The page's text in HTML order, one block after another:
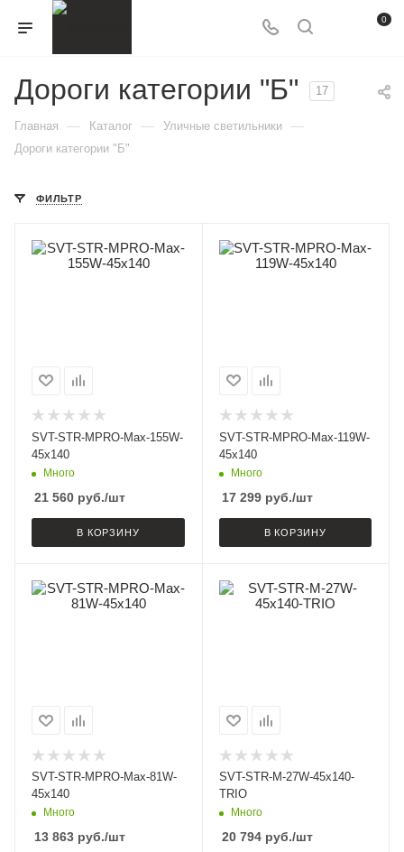
0
Дороги категории "Б" 17
Главная — Каталог — Уличные светильники —
Дороги категории "Б"
ФИЛЬТР
SVT-STR-MPRO-Max-155W-
45x140
Много
21 560 руб./шт
В КОРЗИНУ
SVT-STR-MPRO-Max-119W-
45x140
Много
17 299руб./шт
В КОРЗИНУ
SVT-STR-MPRO-Max-81W-
45x140
Много
13 863 руб./шт
SVT-STR-M-27W-45x140-
TRIO
Много
20 794руб./шт